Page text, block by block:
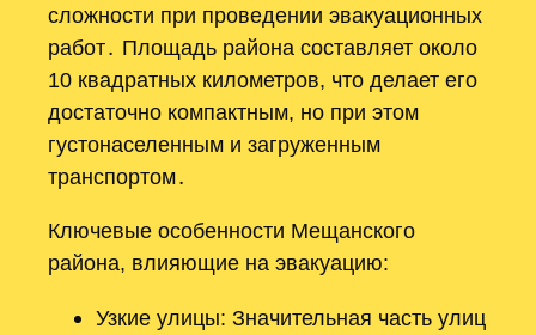
сложности при проведении эвакуационных
работ․ Площадь района составляет около
10 квадратных километров, что делает его
достаточно компактным, но при этом
густонаселенным и загруженным
транспортом․
Ключевые особенности Мещанского
района, влияющие на эвакуацию:
Узкие улицы: Значительная часть улиц